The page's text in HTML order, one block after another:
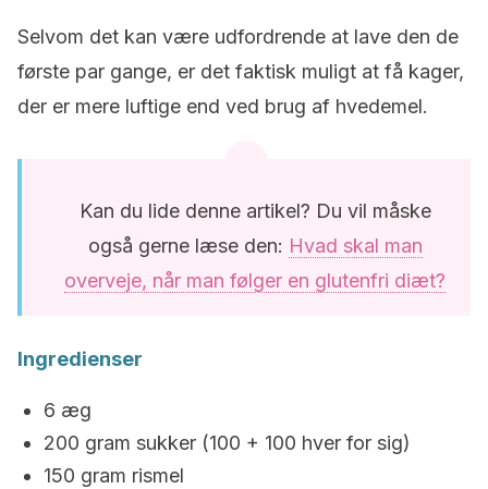
Selvom det kan være udfordrende at lave den de
første par gange, er det faktisk muligt at få kager,
der er mere luftige end ved brug af hvedemel.
Kan du lide denne artikel? Du vil måske
også gerne læse den: Hvad skal man
overveje, når man følger en glutenfri diæt?
Ingredienser
6 æg
200 gram sukker (100 + 100 hver for sig)
150 gram rismel